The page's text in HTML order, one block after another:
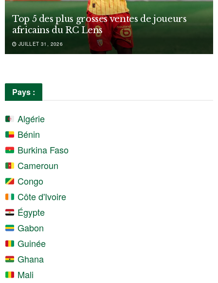
Top 5 des plus grosses ventes de joueurs
africains du RC Lens
JUILLET 31, 2026
Pays :
Algérie
Bénin
Burkina Faso
Cameroun
Congo
Côte d'Ivoire
Égypte
Gabon
Guinée
Ghana
Mali